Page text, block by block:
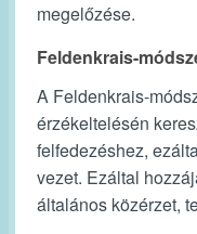
megelőzése.
Feldenkrais-
A Feldenkrais-
érzékeltelésén
felfedezéshez,
vezet. Ezáltal
általános közérzet,